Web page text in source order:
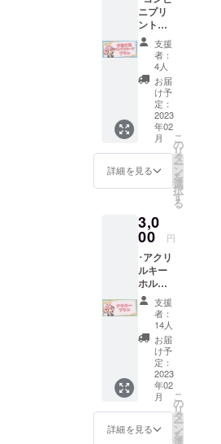
前のご
記入を
してく
れた方
限定 ※
希望さ
れない
場合は
名前を
匿名と
してく
ださい
ニプリ
ントに
て印刷
可能な
手書き
風サン
クス
カード
データ ･
スマホ
&PC用
壁紙 ･プ
ロジェ
クト進
展の様
動報告
にて) ･
クラ
ファン
プロ
ジェク
トあり
がとう
生配信
でお名
前を読
み上げ
※備考欄
にお名
前のご
記入を
してく
支援
者：
4人
お届
け予
定：
2023
年02
月
詳細を見る
こ
の
リ
タ
ー
ン
を
選
択
す
る
3,0
00 円
･アクリ
ルキー
ホル
ダー1点
(5cm×5
cm予
定)(新規
描き下
ろしイ
ラスト)
･スマホ
&PC用
壁紙 ･プ
ロジェ
クト進
支援
者：
14人
お届
け予
定：
2023
年02
月
詳細を見る
こ
の
リ
タ
ー
ン
を